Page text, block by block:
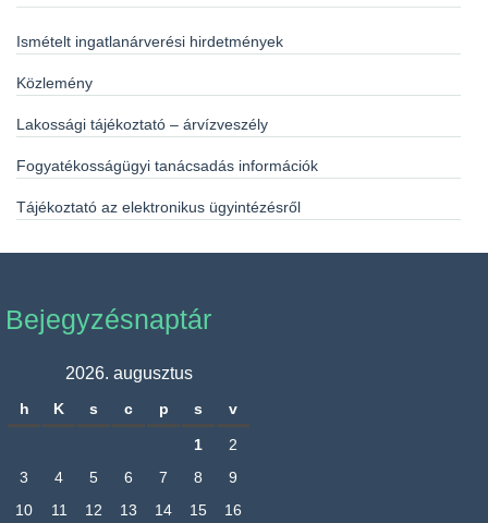
Ismételt ingatlanárverési hirdetmények
Közlemény
Lakossági tájékoztató – árvízveszély
Fogyatékosságügyi tanácsadás információk
Tájékoztató az elektronikus ügyintézésről
Bejegyzésnaptár
2026. augusztus
h K s c p s v
1
2
3
4 5 6 7 8
9
10
11 12 13 14 15
16